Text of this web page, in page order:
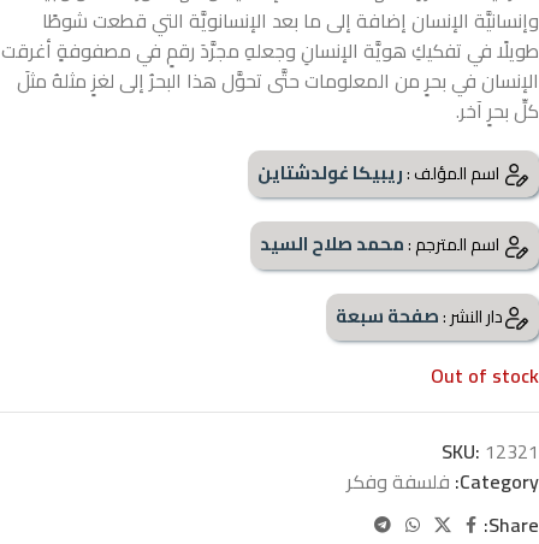
وإنسانيَّة الإنسان إضافة إلى ما بعد الإنسانويَّة التي قطعت شوطًا
طويلًا في تفكيكِ هويَّة الإنسانِ وجعلهِ مجرَّدَ رقمٍ في مصفوفةٍ أغرقت
الإنسان في بحرٍ من المعلومات حتَّى تحوَّل هذا البحرُ إلى لغزٍ مثلهُ مثلَ
كلِّ بحرٍ آخر.
اسم المؤلف :ريبيكا غولدشتاين
اسم المترجم :محمد صلاح السيد
دار النشر :صفحة سبعة
Out of stock
SKU: 12321
Category: فلسفة وفكر
Share: